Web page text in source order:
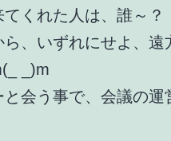
くれた人は、誰～？
、いずれにせよ、遠
_)m
会う事で、会議の